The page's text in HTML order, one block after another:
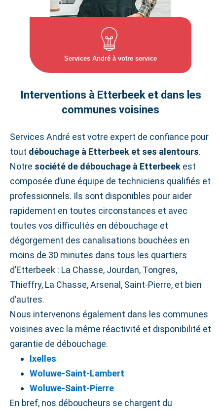
Services André à votre service
Interventions à Etterbeek et dans les
communes voisines
Services André est votre expert de confiance pour
tout débouchage à Etterbeek et ses alentours.
Notre société de débouchage à Etterbeek est
composée d’une équipe de techniciens qualifiés et
professionnels. Ils sont disponibles pour aider
rapidement en toutes circonstances et avec
toutes vos difficultés en débouchage et
dégorgement des canalisations bouchées en
moins de 30 minutes dans tous les quartiers
d’Etterbeek : La Chasse, Jourdan, Tongres,
Thieffry, La Chasse, Arsenal, Saint‑Pierre, et bien
d’autres.
Nous intervenons également dans les communes
voisines avec la même réactivité et disponibilité et
garantie de débouchage.
Ixelles
Woluwe‑Saint‑Lambert
Woluwe‑Saint‑Pierre
En bref, nos déboucheurs se chargent du